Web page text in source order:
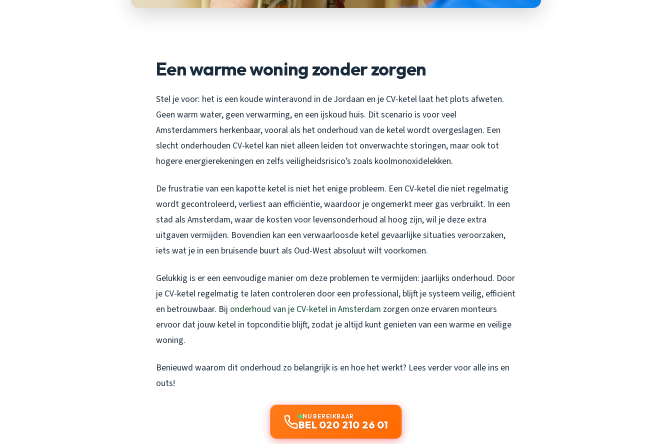
Een warme woning zonder zorgen
Stel je voor: het is een koude winteravond in de Jordaan en je CV-ketel laat het plots afweten.
Geen warm water, geen verwarming, en een ijskoud huis. Dit scenario is voor veel
Amsterdammers herkenbaar, vooral als het onderhoud van de ketel wordt overgeslagen. Een
slecht onderhouden CV-ketel kan niet alleen leiden tot onverwachte storingen, maar ook tot
hogere energierekeningen en zelfs veiligheidsrisico’s zoals koolmonoxidelekken.
De frustratie van een kapotte ketel is niet het enige probleem. Een CV-ketel die niet regelmatig
wordt gecontroleerd, verliest aan efficiëntie, waardoor je ongemerkt meer gas verbruikt. In een
stad als Amsterdam, waar de kosten voor levensonderhoud al hoog zijn, wil je deze extra
uitgaven vermijden. Bovendien kan een verwaarloosde ketel gevaarlijke situaties veroorzaken,
iets wat je in een bruisende buurt als Oud-West absoluut wilt voorkomen.
Gelukkig is er een eenvoudige manier om deze problemen te vermijden: jaarlijks onderhoud. Door
je CV-ketel regelmatig te laten controleren door een professional, blijft je systeem veilig, efficiënt
en betrouwbaar. Bij onderhoud van je CV-ketel in Amsterdam zorgen onze ervaren monteurs
ervoor dat jouw ketel in topconditie blijft, zodat je altijd kunt genieten van een warme en veilige
woning.
Benieuwd waarom dit onderhoud zo belangrijk is en hoe het werkt? Lees verder voor alle ins en
outs!
NU BEREIKBAAR
BEL 020 210 26 01